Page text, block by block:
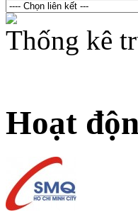
Thống kê
Hoạt